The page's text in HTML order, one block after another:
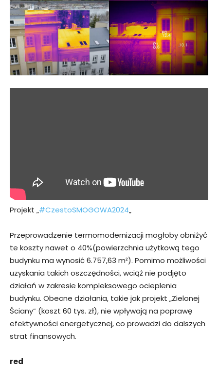
Projekt „#CzestoSMOGOWA2024„
Przeprowadzenie termomodernizacji mogłoby obniżyć
te koszty nawet o 40%(powierzchnia użytkową tego
budynku ma wynosić 6.757,63 m²). Pomimo możliwości
uzyskania takich oszczędności, wciąż nie podjęto
działań w zakresie kompleksowego ocieplenia
budynku. Obecne działania, takie jak projekt „Zielonej
Ściany” (koszt 60 tys. zł), nie wpływają na poprawę
efektywności energetycznej, co prowadzi do dalszych
strat finansowych.
red